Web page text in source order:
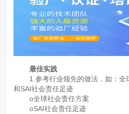
最佳实践
1.参考行业领先的做法，如：全
和SAI社会责任足迹
o全球社会责任方案
oSAI社会责任足迹